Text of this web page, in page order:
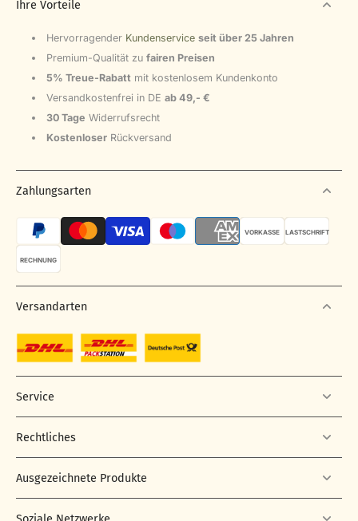
Ihre Vorteile
Hervorragender Kundenservice seit über 25 Jahren
Premium-Qualität zu fairen Preisen
5% Treue-Rabatt mit kostenlosem Kundenkonto
Versandkostenfrei in DE ab 49,- €
30 Tage Widerrufsrecht
KostenloserRückversand
Zahlungsarten
VORKASSE LASTSCHRIFT
RECHNUNG
Versandarten
Service
Rechtliches
Ausgezeichnete Produkte